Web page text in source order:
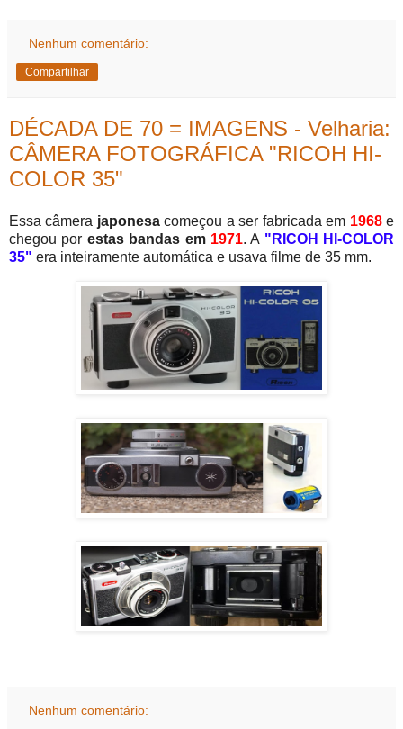
Nenhum comentário:
Compartilhar
DÉCADA DE 70 = IMAGENS - Velharia:
CÂMERA FOTOGRÁFICA "RICOH HI-
COLOR 35"
Essa câmera japonesacomeçou a ser fabricada em 1968e
chegou por estas bandas em 1971. A "RICOH HI-COLOR
35" era inteiramente automática e usava filme de 35 mm.
Nenhum comentário: